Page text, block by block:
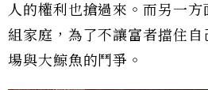
人的權利也搶過來。而另一
組家庭，為了不讓富者擋住
場與大鯨魚的鬥爭。